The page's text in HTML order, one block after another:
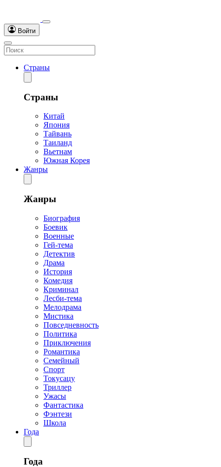
Войти
Страны
Страны
Китай
Япония
Тайвань
Таиланд
Вьетнам
Южная Корея
Жанры
Жанры
Биография
Боевик
Военные
Гей-тема
Детектив
Драма
История
Комедия
Криминал
Лесби-тема
Мелодрама
Мистика
Повседневность
Политика
Приключения
Романтика
Семейный
Спорт
Токусацу
Триллер
Ужасы
Фантастика
Фэнтези
Школа
Года
Года